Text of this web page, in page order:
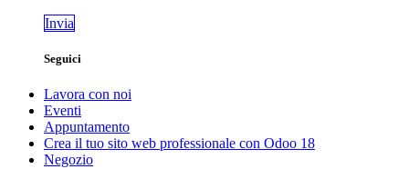
Invia
Seguici
Lavora con noi
Eventi
Appuntamento
Crea il tuo sito web professionale con Odoo 18
Negozio